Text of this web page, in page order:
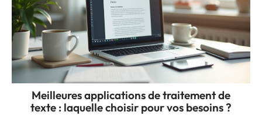
Meilleures applications de traitement de
texte : laquelle choisir pour vos besoins ?